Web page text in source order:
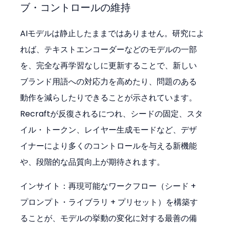
ブ・コントロールの維持
AIモデルは静止したままではありません。研究によ
れば、テキストエンコーダーなどのモデルの一部
を、完全な再学習なしに更新することで、新しい
ブランド用語への対応力を高めたり、問題のある
動作を減らしたりできることが示されています。
Recraftが反復されるにつれ、シードの固定、スタ
イル・トークン、レイヤー生成モードなど、デザ
イナーにより多くのコントロールを与える新機能
や、段階的な品質向上が期待されます。
インサイト：再現可能なワークフロー（シード +
プロンプト・ライブラリ + プリセット）を構築す
ることが、モデルの挙動の変化に対する最善の備